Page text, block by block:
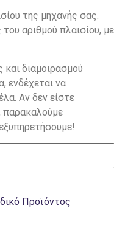
της μηχανής σας.
αριθμού πλαισίου, με
διαμοιρασμού
ενδέχεται να
Αν δεν είστε
παρακαλούμε
Προϊόντος